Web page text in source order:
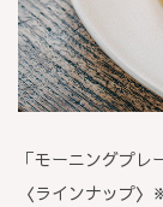
「モーニングプレ
〈ラインナップ